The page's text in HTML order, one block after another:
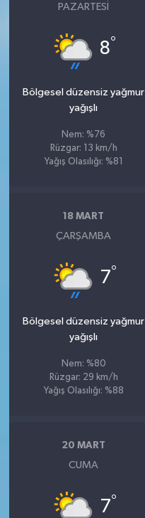
PAZARTESI
8°
Bölgesel düzensiz yağmur
yağışlı
Nem: %76
Rüzgar: 13 km/h
Yağış Olasılığı: %81
18 MART
ÇARŞAMBA
7°
Bölgesel düzensiz yağmur
yağışlı
Nem: %80
Rüzgar: 29 km/h
Yağış Olasılığı: %88
20 MART
CUMA
7°